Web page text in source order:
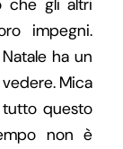
che gli altri
impegni.
ha un
Mica
questo
non è